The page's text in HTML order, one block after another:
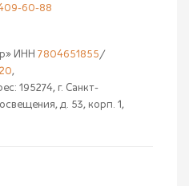
60-88
ИНН 7804651855/
,
195274, г. Санкт-
д. 53, корп. 1,